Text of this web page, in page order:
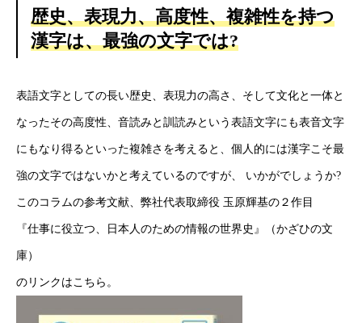
歴史、表現力、高度性、複雑性を持つ
漢字は、最強の文字では?
表語文字としての長い歴史、表現力の高さ、そして文化と一体と
なったその高度性、音読みと訓読みという表語文字にも表音文字
にもなり得るといった複雑さを考えると、個人的には漢字こそ最
強の文字ではないかと考えているのですが、 いかがでしょうか?
このコラムの参考文献、弊社代表取締役 玉原輝基の２作目
『仕事に役立つ、日本人のための情報の世界史』（かざひの文
庫）
のリンクはこちら 。